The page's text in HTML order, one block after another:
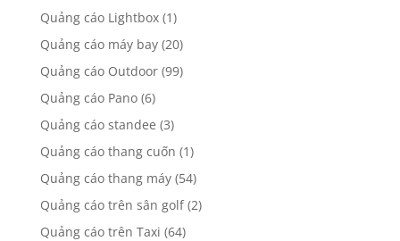
Quảng cáo Lightbox(1)
Quảng cáo máy bay(20)
Quảng cáo Outdoor(99)
Quảng cáo Pano(6)
Quảng cáo standee (3)
Quảng cáo thang cuốn (1)
Quảng cáo thang máy(54)
Quảng cáo trên sân golf(2)
Quảng cáo trên Taxi (64)